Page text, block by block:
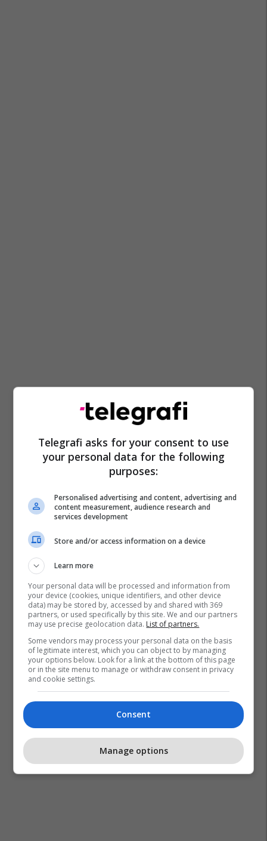
Ervin Salianji Sali Berisha
Telegrafi asks for your consent to use
your personal data for the following
purposes:
Personalised advertising and content, advertising and
content measurement, audience research and
services development
Store and/or access information on a device
Learn more
Your personal data will be processed and information from
your device (cookies, unique identifiers, and other device
data) may be stored by, accessed by and shared with 369
partners, or used specifically by this site. We and our partners
may use precise geolocation data. List of partners.
Some vendors may process your personal data on the basis
of legitimate interest, which you can object to by managing
your options below. Look for a link at the bottom of this page
or in the site menu to manage or withdraw consent in privacy
and cookie settings.
Consent
Manage options